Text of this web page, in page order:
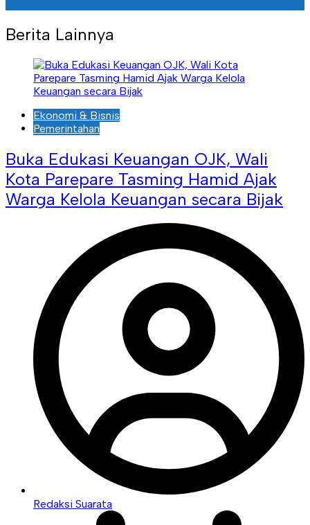
Berita Lainnya
Ekonomi & Bisnis
Pemerintahan
Buka Edukasi Keuangan OJK, Wali
Kota Parepare Tasming Hamid Ajak
Warga Kelola Keuangan secara Bijak
Redaksi Suarata